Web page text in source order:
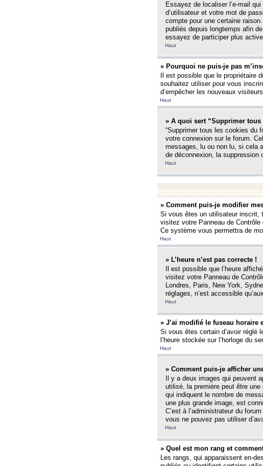
Essayez de localiser l’e-mail
d’utilisateur et votre mot de
compte pour une certaine
publiés depuis longtemps afin
essayez de participer plus
Haut
» Pourquoi ne puis-je pas
Il est possible que le propriétaire
souhaitez utiliser pour vous
d’empêcher les nouveaux
Haut
» A quoi sert “Supprimer
“Supprimer tous les cookies du
votre connexion sur le forum.
messages, lu ou non lu, si cela
de déconnexion, la suppression
Haut
» Comment puis-je modifier
Si vous êtes un utilisateur inscrit,
visitez votre Panneau de
Ce système vous permettra de
Haut
» L’heure n’est pas correcte !
Il est possible que l’heure
visitez votre Panneau de
Londres, Paris, New York,
réglages, n’est accessible
Haut
» J’ai modifié le fuseau horaire
Si vous êtes certain d’avoir réglé
l’heure stockée sur l’horloge du
Haut
» Comment puis-je afficher
Il y a deux images qui peuvent
utilisé, la première peut être
qui indiquent le nombre de
une plus grande image, est
C’est à l’administrateur du
vous ne pouvez pas utiliser
Haut
» Quel est mon rang et
Les rangs, qui apparaissent en-